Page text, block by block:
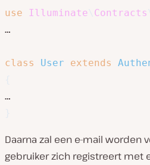
use Illuminate Contracts
…
class User extends
Daarna zal een e-mail worden
gebruiker zich registreert met